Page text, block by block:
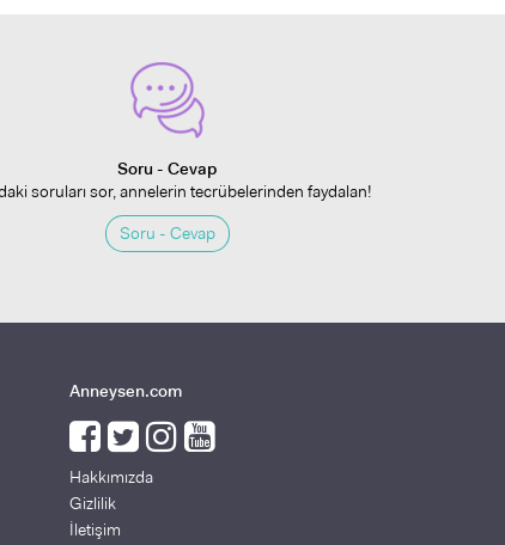
Soru - Cevap
soruları sor, annelerin tecrübelerinden faydalan!
Soru - Cevap
Anneysen.com
Hakkımızda
Gizlilik
İletişim